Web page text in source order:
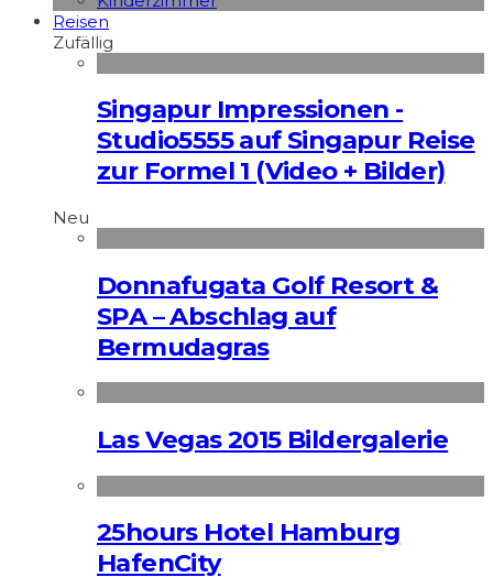
Reisen
Zufällig
Singapur Impressionen -
Studio5555 auf Singapur Reise
zur Formel 1 (Video + Bilder)
Neu
Donnafugata Golf Resort &
SPA – Abschlag auf
Bermudagras
Las Vegas 2015 Bildergalerie
25hours Hotel Hamburg
HafenCity